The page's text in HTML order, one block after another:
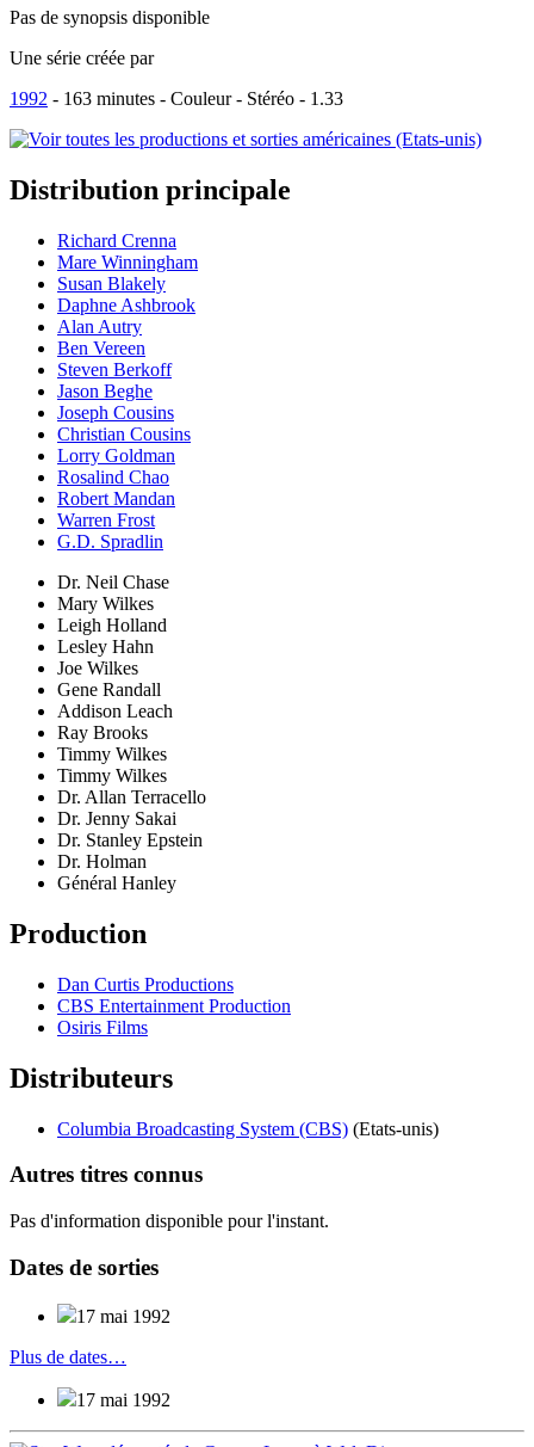
Pas de synopsis disponible
Une série créée par
1992 - 163 minutes - Couleur - Stéréo - 1.33
Distribution principale
Richard Crenna
Mare Winningham
Susan Blakely
Daphne Ashbrook
Alan Autry
Ben Vereen
Steven Berkoff
Jason Beghe
Joseph Cousins
Christian Cousins
Lorry Goldman
Rosalind Chao
Robert Mandan
Warren Frost
G.D. Spradlin
Dr. Neil Chase
Mary Wilkes
Leigh Holland
Lesley Hahn
Joe Wilkes
Gene Randall
Addison Leach
Ray Brooks
Timmy Wilkes
Timmy Wilkes
Dr. Allan Terracello
Dr. Jenny Sakai
Dr. Stanley Epstein
Dr. Holman
Général Hanley
Production
Dan Curtis Productions
CBS Entertainment Production
Osiris Films
Distributeurs
Columbia Broadcasting System (CBS) (Etats-unis)
Autres titres connus
Pas d'information disponible pour l'instant.
Dates de sorties
17 mai 1992
Plus de dates…
17 mai 1992